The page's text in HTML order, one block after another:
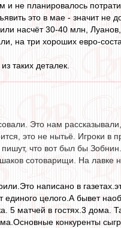
и не планировалось
это в мае - значит не
насчёт 30-40 млн,
на три хороших евро-
таких деталек.
Это нам
это не нытьё. Игроки
что вот был бы
сотоварищи. На
написано в
единого целого.А бывет
5 матчей в гостях.3
конкуренты